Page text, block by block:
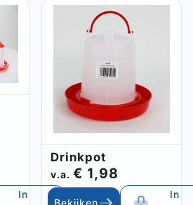
In
Drinkpot
v.a. € 1,98
In